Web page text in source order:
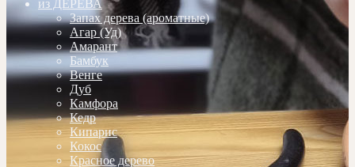
из ДЕРЕВА
Запах дерева (ароматные)
Агар (Уд)
Амарант
Бамбук
Венге
Дуб
Камфора
Кедр
Кипарис
Кокос
Красное дерево